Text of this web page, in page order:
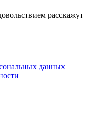
расскажут
данных